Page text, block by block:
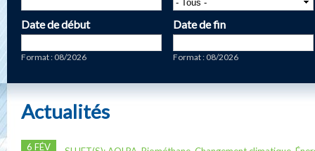
Date de début
Format : 08/2026
Date de fin
Format : 08/2026
Actualités
6 FÉV